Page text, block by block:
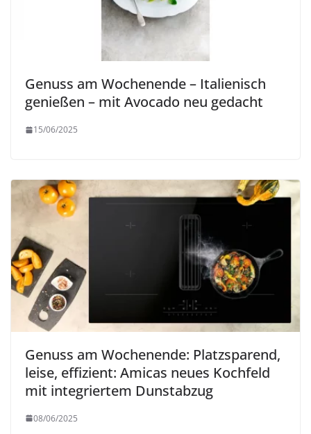
Genuss am Wochenende – Italienisch
genießen – mit Avocado neu gedacht
15/06/2025
Genuss am Wochenende: Platzsparend,
leise, effizient: Amicas neues Kochfeld
mit integriertem Dunstabzug
08/06/2025